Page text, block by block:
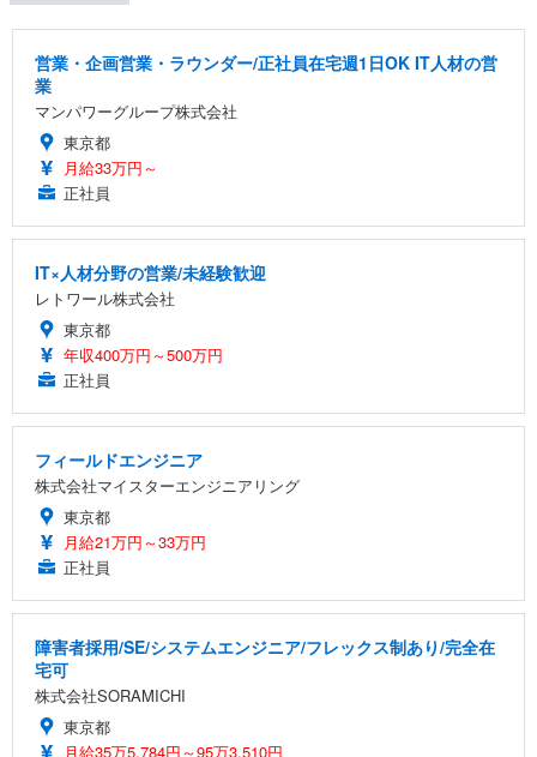
営業・企画営業・ラウンダー/正社員在宅週1日OK IT人材の営
業
マンパワーグループ株式会社
東京都
月給33万円～
正社員
IT×人材分野の営業/未経験歓迎
レトワール株式会社
東京都
年収400万円～500万円
正社員
フィールドエンジニア
株式会社マイスターエンジニアリング
東京都
月給21万円～33万円
正社員
障害者採用/SE/システムエンジニア/フレックス制あり/完全在
宅可
株式会社SORAMICHI
東京都
月給35万5,784円～95万3,510円